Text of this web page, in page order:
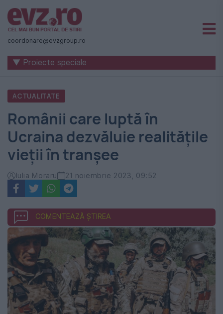
Știri
naționale
internaționale
România
-
Evenimentul
Zilei
coordonare@evzgroup.ro
▼ Proiecte speciale
ACTUALITATE
Românii care luptă în
Ucraina dezvăluie realitățile
vieții în tranșee
Iulia Moraru 21 noiembrie 2023, 09:52
COMENTEAZĂ ȘTIREA